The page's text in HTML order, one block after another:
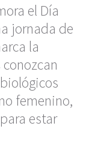
el Día
jornada de
la
femenino,
estar